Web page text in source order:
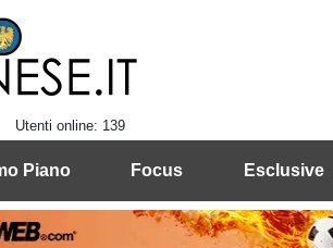
Utenti online: 139
Piano Focus Esclusive